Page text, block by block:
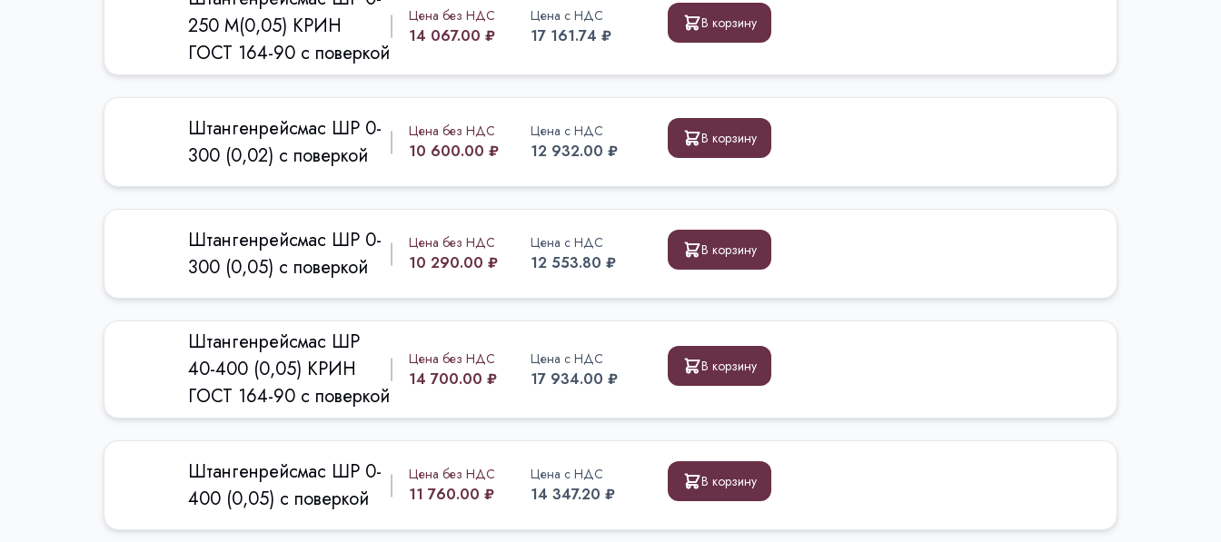
250 М(0,05) КРИН
ГОСТ 164-90 с поверкой
Цена без НДС
14 067.00 ₽
Цена с НДС
17 161.74 ₽
В корзину
Штангенрейсмас ШР 0-
300 (0,02) с поверкой
Цена без НДС
10 600.00 ₽
Цена с НДС
12 932.00 ₽
В корзину
Штангенрейсмас ШР 0-
300 (0,05) с поверкой
Цена без НДС
10 290.00 ₽
Цена с НДС
12 553.80 ₽
В корзину
Штангенрейсмас ШР
40-400 (0,05) КРИН
ГОСТ 164-90 с поверкой
Цена без НДС
14 700.00 ₽
Цена с НДС
17 934.00 ₽
В корзину
Штангенрейсмас ШР 0-
400 (0,05) с поверкой
Цена без НДС
11 760.00 ₽
Цена с НДС
14 347.20 ₽
В корзину